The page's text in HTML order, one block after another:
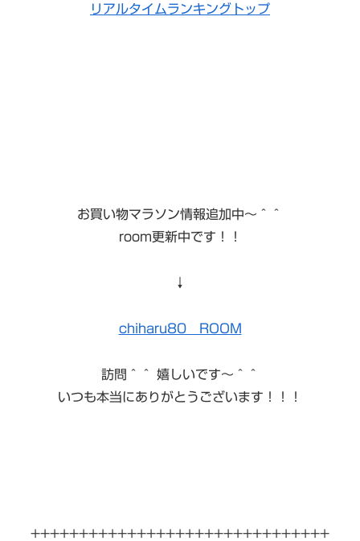
リアルタイムランキングトップ
お買い物マラソン情報追加中〜＾＾
room更新中です！！
↓
chiharu80 ROOM
訪問＾＾ 嬉しいです〜＾＾
いつも本当にありがとうございます！！！
+++++++++++++++++++++++++++++++